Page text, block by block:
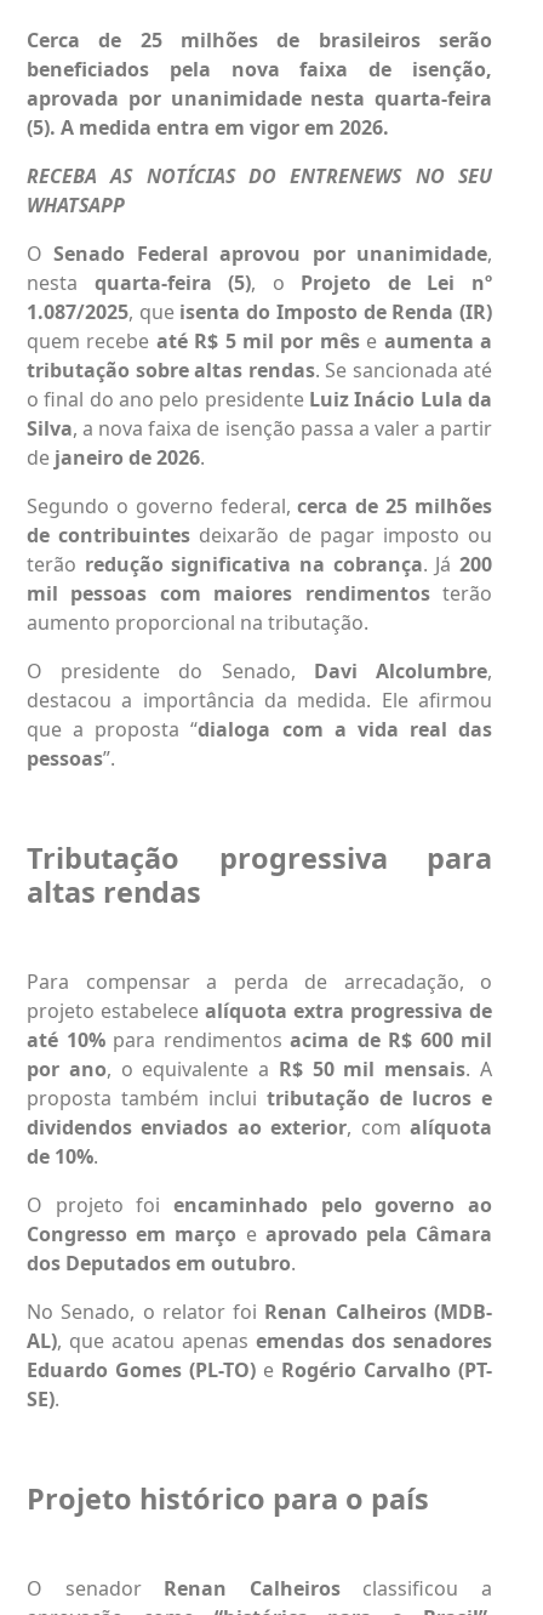
Cerca de 25 milhões de brasileiros serão
beneficiados pela nova faixa de isenção,
aprovada por unanimidade nesta quarta-feira
(5). A medida entra em vigor em 2026.
RECEBA AS NOTÍCIAS DO ENTRENEWS NO SEU
WHATSAPP
OSenado Federal aprovou por unanimidade,
nesta quarta-feira (5), o Projeto de Lei nº
1.087/2025, que isenta do Imposto de Renda (IR)
quem recebe até R$ 5 mil por mêse aumenta a
tributação sobre altas rendas. Se sancionada até
o final do ano pelo presidente Luiz Inácio Lula da
Silva, a nova faixa de isenção passa a valer a partir
de janeiro de 2026.
Segundo o governo federal,cerca de 25 milhões
de contribuintes deixarão de pagar imposto ou
terão redução significativa na cobrança. Já200
mil pessoas com maiores rendimentosterão
aumento proporcional na tributação.
O presidente do Senado, Davi Alcolumbre,
destacou a importância da medida. Ele afirmou
que a proposta “dialoga com a vida real das
pessoas”.
Tributação progressiva para
altas rendas
Para compensar a perda de arrecadação, o
projeto estabelece alíquota extra progressiva de
até 10%para rendimentos acima de R$ 600 mil
por ano, o equivalente a R$ 50 mil mensais. A
proposta também inclui tributação de lucros e
dividendos enviados ao exterior, comalíquota
de 10%.
O projeto foi encaminhado pelo governo ao
Congresso em março e aprovado pela Câmara
dos Deputados em outubro.
No Senado, o relator foi Renan Calheiros (MDB-
AL), que acatou apenas emendas dos senadores
Eduardo Gomes (PL-TO) e Rogério Carvalho (PT-
SE).
Projeto histórico para o país
O senador Renan Calheirosclassificou a